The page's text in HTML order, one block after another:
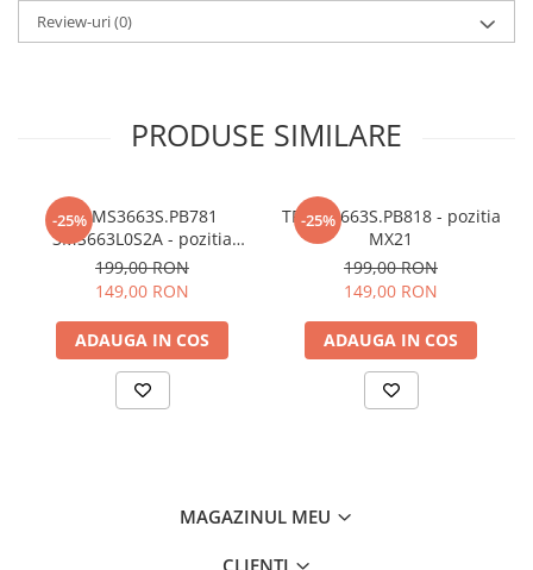
Review-uri(0)
PRODUSE SIMILARE
-25%TP.MS3663S.PB781
3MS663L0S2A - pozitia
MX22
199,00 RON
149,00 RON
ADAUGA IN COS
-25%
TP.MS3663S.PB818 - pozitia
MX21
199,00 RON
149,00 RON
ADAUGA IN COS
MAGAZINUL MEU
CLIENTI